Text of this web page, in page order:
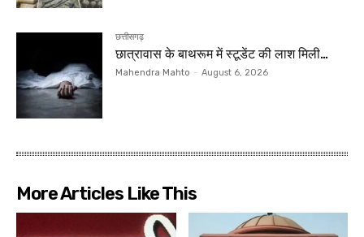
छत्तीसगढ़
छात्रावास के बाथरूम में स्टूडेंट की लाश मिली…
Mahendra Mahto - August 6, 2026
More Articles Like This